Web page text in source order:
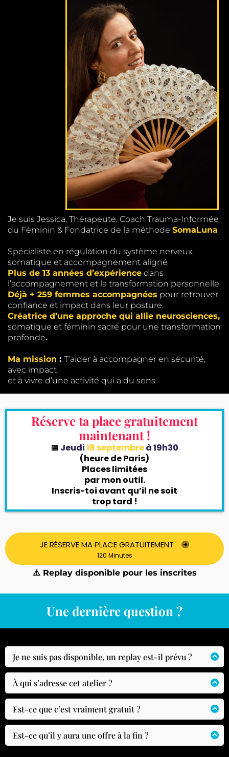
Je suis Jessica, Thérapeute, Coach Trauma-Informée
du Féminin & Fondatrice de la méthode SomaLuna
Spécialiste en régulation du système nerveux,
somatique et accompagnement aligné
Plus de 13 années d’expérience dans
l’accompagnement et la transformation personnelle.
Déjà + 259 femmes accompagnées pour retrouver
confiance et impact dans leur posture.
Créatrice d’une approche qui allie neurosciences,
somatique et féminin sacré pour une transformation
profonde.
Ma mission : T’aider à accompagner en sécurité,
avec impact
et à vivre d’une activité qui a du sens.
Réserve ta place gratuitement
maintenant !
📅 Jeudi18 septembreà 19h30
(heure de Paris)
Places limitées
par mon outil.
Inscris-toi avant qu’il ne soit
trop tard !
JE RÉSERVE MA PLACE GRATUITEMENT
120 Minutes
⚠️ Replay disponible pour les inscrites
Une dernière question ?
Je ne suis pas disponible, un replay est-il prévu ?
OUI ! Un replay sera envoyé à toutes les inscrites
et disponible pendant 7 jours.
À qui s’adresse cet atelier ?
Les coachs, accompagnantes et thérapeutes qui
veulent transformer leur histoire en une vraie
force professionnelle, et accompagner avec
confiance, clarté et impact.
Celles qui souhaitent se lancer, mais doutent
Est-ce que c’est vraiment gratuit ?
Oui, 100% gratuit ! Prends un carnet de notes,
applique les conseils et découvre comment cette
approche peut changer ta posture et ton
Est-ce qu’il y aura une offre à la fin ?
Oui, et je préfère être transparente et adresser